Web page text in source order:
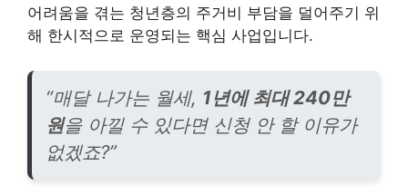
어려움을 겪는 청년층의 주거비 부담을 덜어주기 위
해 한시적으로 운영되는 핵심 사업입니다.
“매달 나가는 월세, 1년에 최대 240만
원을 아낄 수 있다면 신청 안 할 이유가
없겠죠?”